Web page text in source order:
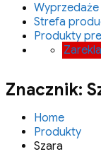
Strefa
Produkty
Znacznik:
Home
Produkty
Szara